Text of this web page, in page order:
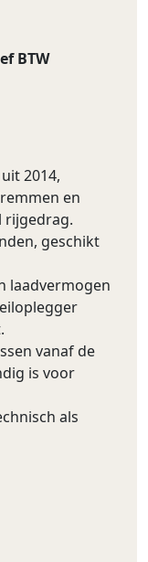
BTW
2014,
en
rijgedrag.
geschikt
laadvermogen
vanaf de
is voor
als